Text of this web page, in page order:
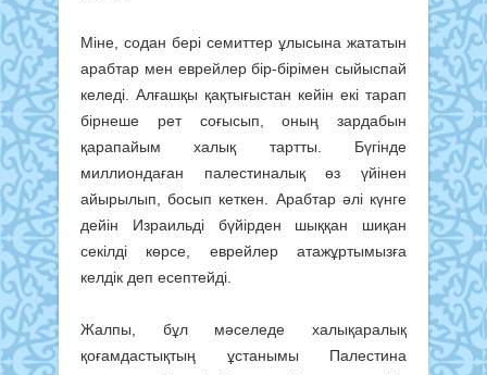
Міне, содан бері семиттер ұлысына жататын
арабтар мен еврейлер бір-бірімен сыйыспай
келеді. Алғашқы қақтығыстан кейін екі тарап
бірнеше рет соғысып, оның зардабын
қарапайым халық тартты. Бүгінде
миллиондаған палестиналық өз үйінен
айырылып, босып кеткен. Арабтар әлі күнге
дейін Израильді бүйірден шыққан шиқан
секілді көрсе, еврейлер атажұртымызға
келдік деп есептейді.
Жалпы, бұл мәселеде халықара­лық
қоғамдастықтың ұстанымы Палестина